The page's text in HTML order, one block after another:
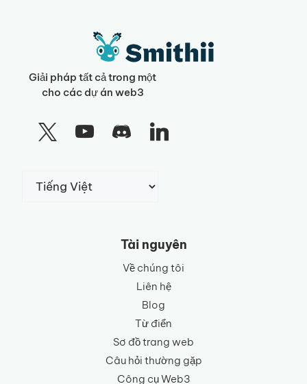
Giải pháp tất cả trong một
cho các dự án web3
Chọn
một
Tài nguyên
Về chúng tôi
Liên hệ
Blog
Từ điển
Sơ đồ trang web
Câu hỏi thường gặp
Công cụ Web3